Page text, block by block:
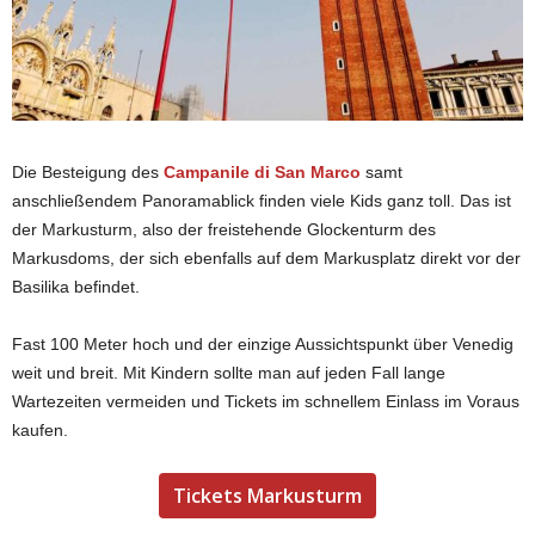
Die Besteigung des Campanile di San Marco samt
anschließendem Panoramablick finden viele Kids ganz toll. Das ist
der Markusturm, also der freistehende Glockenturm des
Markusdoms, der sich ebenfalls auf dem Markusplatz direkt vor der
Basilika befindet.
Fast 100 Meter hoch und der einzige Aussichtspunkt über Venedig
weit und breit. Mit Kindern sollte man auf jeden Fall lange
Wartezeiten vermeiden und Tickets im schnellem Einlass im Voraus
kaufen.
Tickets Markusturm